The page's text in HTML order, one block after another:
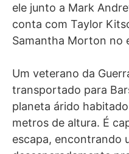
ele junto a Mark
conta com Taylor
Samantha Morton no
Um veterano da
transportado para
planeta árido
metros de altura. É
escapa, encontrando